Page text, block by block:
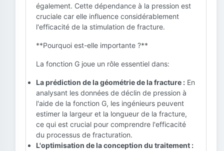
également. Cette dépendance à la pression est
cruciale car elle influence considérablement
l'efficacité de la stimulation de fracture.
**Pourquoi est-elle importante ?**
La fonction G joue un rôle essentiel dans:
La prédiction de la géométrie de la fracture : En
analysant les données de déclin de pression à
l'aide de la fonction G, les ingénieurs peuvent
estimer la largeur et la longueur de la fracture,
ce qui est crucial pour comprendre l'efficacité
du processus de fracturation.
L'optimisation de la conception du traitement :